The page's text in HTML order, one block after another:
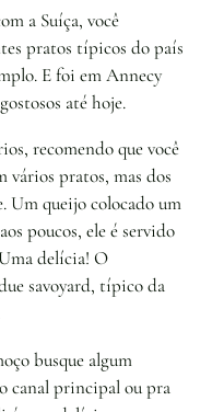
a Suíça, você
pratos típicos do país
E foi em Annecy
até hoje.
recomendo que você
vários pratos, mas dos
Um queijo colocado um
poucos, ele é servido
delícia! O
savoyard, típico da
busque algum
canal principal ou pra